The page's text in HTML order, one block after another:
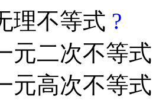
理不等式 ?
元二次不等
元高次不等